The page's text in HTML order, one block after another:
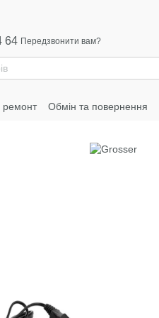
64 Передзвонити вам?
ремонт Обмін та повернення